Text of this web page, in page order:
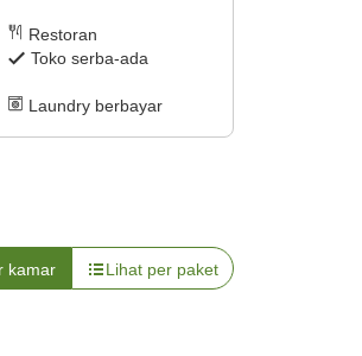
Restoran
Toko serba-ada
Laundry berbayar
kamar Lihat per paket